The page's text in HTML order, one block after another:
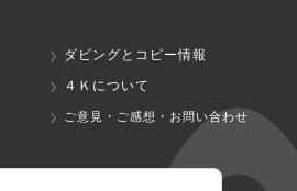
ダビングとコピー情報
４Ｋについて
ご意見・ご感想・お問い合わせ